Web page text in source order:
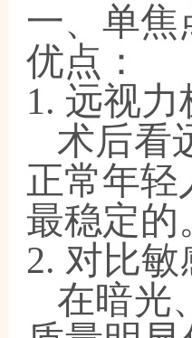
一、单焦
优点：
1. 远视力
术后看
正常年轻
最稳定的
2. 对比敏
在暗光